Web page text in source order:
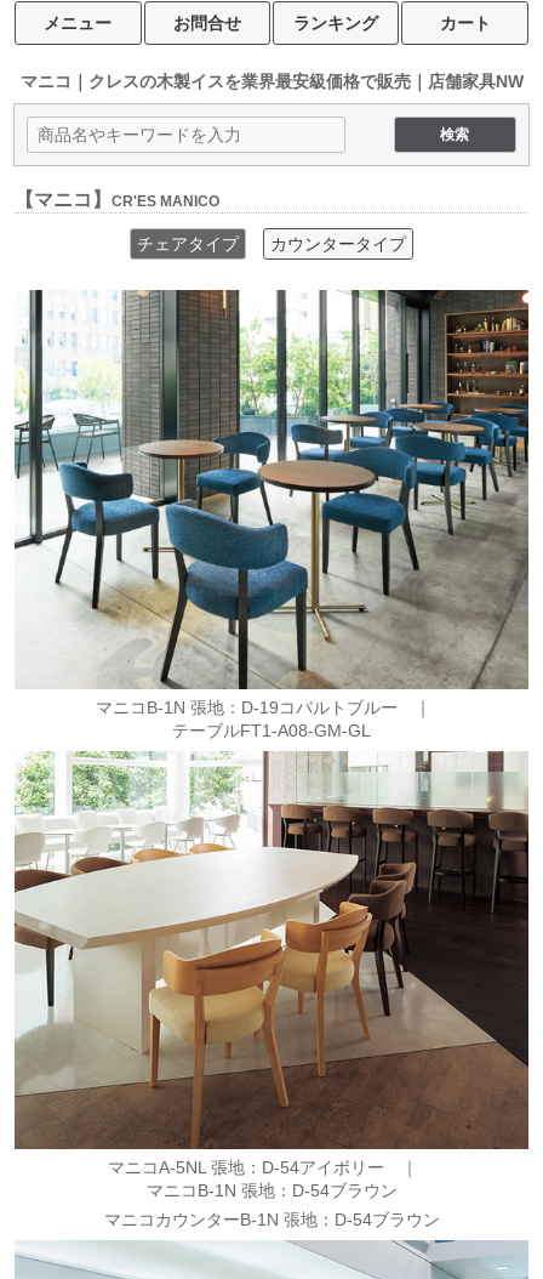
メニュー お問合せ ランキング カート
マニコ｜クレスの木製イスを業界最安級価格で販売｜店舗家具NW
【マニコ】CR'ES MANICO
チェアタイプ カウンタータイプ
マニコB-1N 張地：D-19コバルトブルー ｜
テーブルFT1-A08-GM-GL
マニコA-5NL 張地：D-54アイボリー ｜
マニコB-1N 張地：D-54ブラウン
マニコカウンターB-1N 張地：D-54ブラウン